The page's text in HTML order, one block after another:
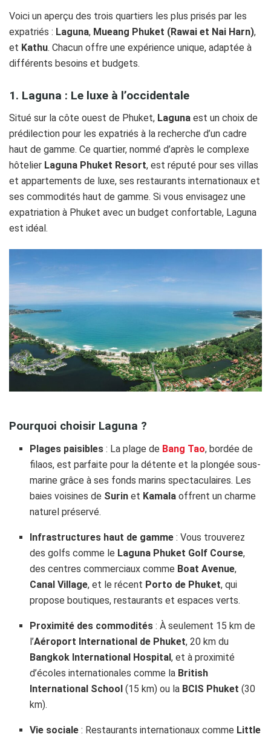
Voici un aperçu des trois quartiers les plus prisés par les
expatriés : Laguna, Mueang Phuket (Rawai et Nai Harn),
et Kathu. Chacun offre une expérience unique, adaptée à
différents besoins et budgets.
1. Laguna : Le luxe à l’occidentale
Situé sur la côte ouest de Phuket, Laguna est un choix de
prédilection pour les expatriés à la recherche d’un cadre
haut de gamme. Ce quartier, nommé d’après le complexe
hôtelier Laguna Phuket Resort, est réputé pour ses villas
et appartements de luxe, ses restaurants internationaux et
ses commodités haut de gamme. Si vous envisagez une
expatriation à Phuket avec un budget confortable, Laguna
est idéal.
Pourquoi choisir Laguna ?
Plages paisibles : La plage de Bang Tao, bordée de
filaos, est parfaite pour la détente et la plongée sous-
marine grâce à ses fonds marins spectaculaires. Les
baies voisines de Surin et Kamala offrent un charme
naturel préservé.
Infrastructures haut de gamme : Vous trouverez
des golfs comme le Laguna Phuket Golf Course,
des centres commerciaux comme Boat Avenue,
Canal Village, et le récent Porto de Phuket, qui
propose boutiques, restaurants et espaces verts.
Proximité des commodités : À seulement 15 km de
l’Aéroport International de Phuket, 20 km du
Bangkok International Hospital, et à proximité
d’écoles internationales comme la British
International School (15 km) ou la BCIS Phuket (30
km).
Vie sociale : Restaurants internationaux comme Little